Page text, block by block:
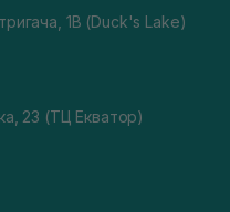
1В (Duck's Lake)
23 (ТЦ Екватор)